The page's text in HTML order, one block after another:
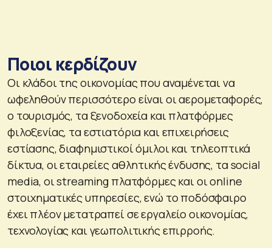
Ποιοι κερδίζουν
Οι κλάδοι της οικονομίας που αναμένεται να
ωφεληθούν περισσότερο είναι οι αερομεταφορές,
ο τουρισμός, τα ξενοδοχεία και πλατφόρμες
φιλοξενίας, τα εστιατόρια και επιχειρήσεις
εστίασης, διαφημιστικοί όμιλοι και τηλεοπτικά
δίκτυα, οι εταιρείες αθλητικής ένδυσης, τα social
media, οι streaming πλατφόρμες και οι online
στοιχηματικές υπηρεσίες, ενώ το ποδόσφαιρο
έχει πλέον μετατραπεί σε εργαλείο οικονομίας,
τεχνολογίας και γεωπολιτικής επιρροής.